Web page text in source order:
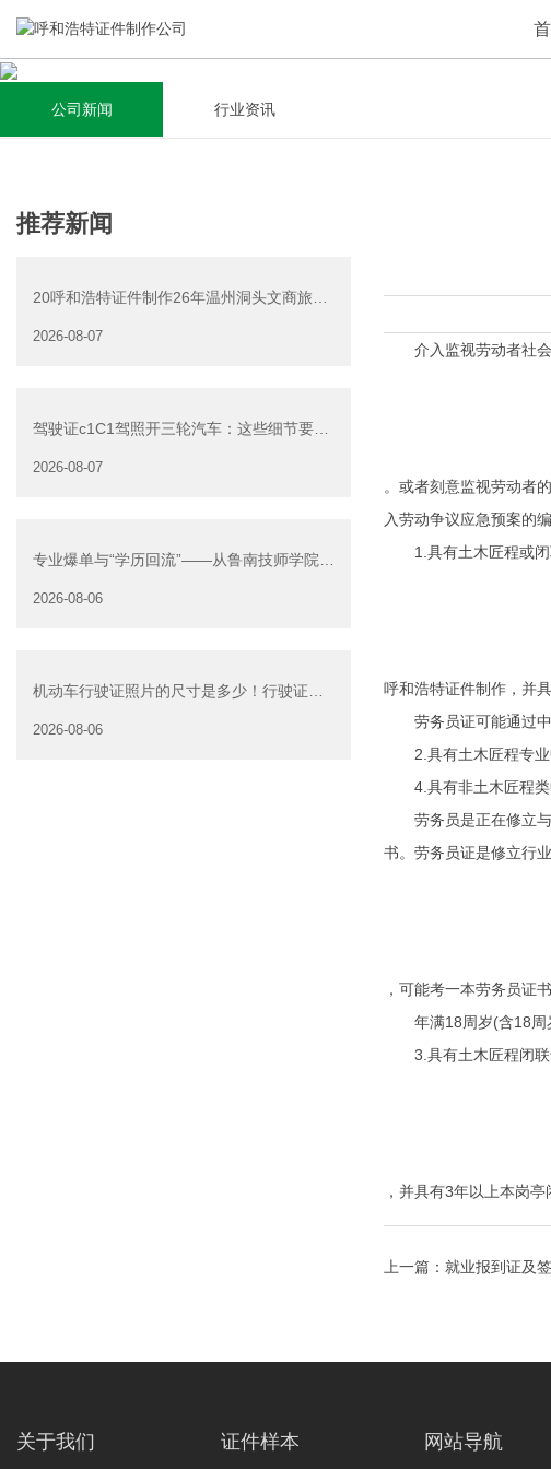
关于我们
集研发，设计，制造，安装于一体，多元化的定制需求，为上
千家企业提供过专业定制服务！
查看详情
新闻资讯
全自动流水线规模化生产，准时按期交货，年生产能力超过
40W万方米以上，拥有遍布全国的商务合作伙伴和较为完善的
查看详情
公司新闻 行业资讯
推荐新闻
20呼和浩特证件制作26年温州洞头文商旅游
2026-08-07
驾驶证c1C1驾照开三轮汽车：这些细节要注
2026-08-07
专业爆单与“学历回流”——从鲁南技师学院透
2026-08-06
机动车行驶证照片的尺寸是多少！行驶证照
2026-08-06
介入监视劳动者社会
。或者刻意监视劳动者
入劳动争议应急预案的
1.具有土木匠程或闭
呼和浩特证件制作 ，并
劳务员证可能通过中
2.具有土木匠程专业
4.具有非土木匠程类
劳务员是正在修立与
书。劳务员证是修立行
，可能考一本劳务员证书
年满18周岁(含18周岁
3.具有土木匠程闭联
，并具有3年以上本岗
上一篇： 就业报到证及
关于我们 证件样本 网站导航